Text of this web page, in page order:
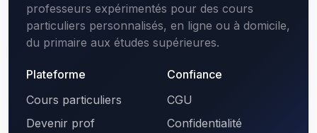
professeurs expérimentés pour des cours
particuliers personnalisés, en ligne ou à domicile,
du primaire aux études supérieures.
Plateforme
Cours particuliers
Devenir prof
Confiance
CGU
Confidentialité